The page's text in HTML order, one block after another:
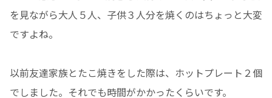
を見ながら大人５人、子供３人分を焼くのはちょっと大変
ですよね。
以前友達家族とたこ焼きをした際は、ホットプレート２個
でしました。それでも時間がかかったくらいです。